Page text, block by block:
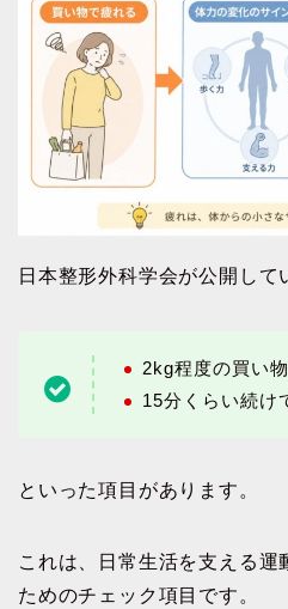
日本整形外科学会が公開して
2kg程度の買い
15分くらい続け
といった項目があります。
これは、日常生活を支える運
ためのチェック項目です。